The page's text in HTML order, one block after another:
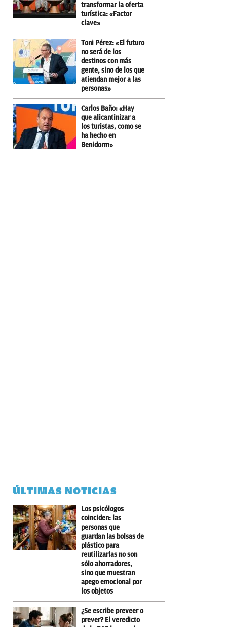
transformar la oferta
turística: «Factor
clave»
Toni Pérez: «El futuro
no será de los
destinos con más
gente, sino de los que
atiendan mejor a las
personas»
Carlos Baño: «Hay
que alicantinizar a
los turistas, como se
ha hecho en
Benidorm»
ÚLTIMAS NOTICIAS
Los psicólogos
coinciden: las
personas que
guardan las bolsas de
plástico para
reutilizarlas no son
sólo ahorradores,
sino que muestran
apego emocional por
los objetos
¿Se escribe preveer o
prever? El veredicto